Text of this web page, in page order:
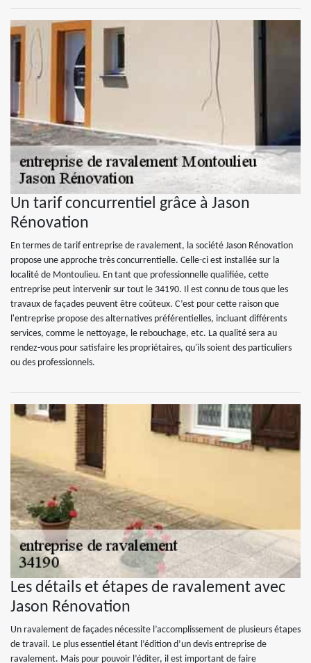
Un tarif concurrentiel grâce à Jason
Rénovation
En termes de tarif entreprise de ravalement, la société Jason Rénovation
propose une approche très concurrentielle. Celle-ci est installée sur la
localité de Montoulieu. En tant que professionnelle qualifiée, cette
entreprise peut intervenir sur tout le 34190. Il est connu de tous que les
travaux de façades peuvent être coûteux. C’est pour cette raison que
l'entreprise propose des alternatives préférentielles, incluant différents
services, comme le nettoyage, le rebouchage, etc. La qualité sera au
rendez-vous pour satisfaire les propriétaires, qu'ils soient des particuliers
ou des professionnels.
Les détails et étapes de ravalement avec
Jason Rénovation
Un ravalement de façades nécessite l’accomplissement de plusieurs étapes
de travail. Le plus essentiel étant l’édition d’un devis entreprise de
ravalement. Mais pour pouvoir l’éditer, il est important de faire